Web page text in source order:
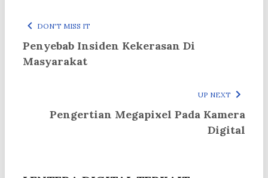
DON'T MISS IT
Penyebab Insiden Kekerasan Di
Masyarakat
UP NEXT
Pengertian Megapixel Pada Kamera
Digital